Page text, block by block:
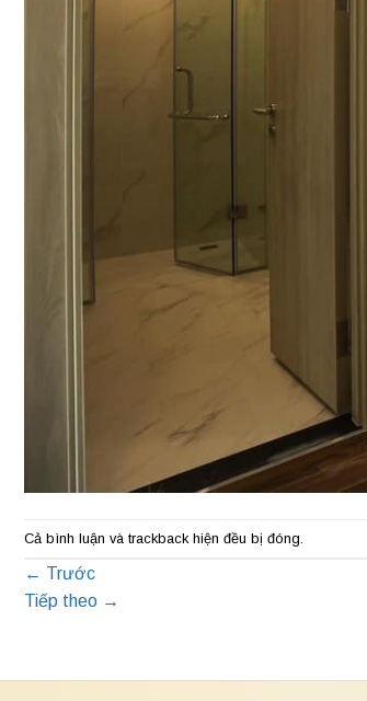
Cả bình luận và trackback hiện đều bị đóng.
← Trước
Tiếp theo →